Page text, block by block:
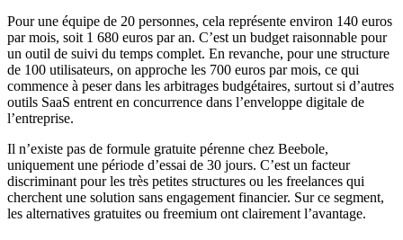
Pour une équipe de 20 personnes, cela représente environ 140 euros
par mois, soit 1 680 euros par an. C’est un budget raisonnable pour
un outil de suivi du temps complet. En revanche, pour une structure
de 100 utilisateurs, on approche les 700 euros par mois, ce qui
commence à peser dans les arbitrages budgétaires, surtout si d’autres
outils SaaS entrent en concurrence dans l’enveloppe digitale de
l’entreprise.
Il n’existe pas de formule gratuite pérenne chez Beebole,
uniquement une période d’essai de 30 jours. C’est un facteur
discriminant pour les très petites structures ou les freelances qui
cherchent une solution sans engagement financier. Sur ce segment,
les alternatives gratuites ou freemium ont clairement l’avantage.